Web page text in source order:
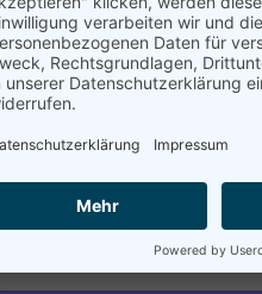
– Wie läuft dies ab?